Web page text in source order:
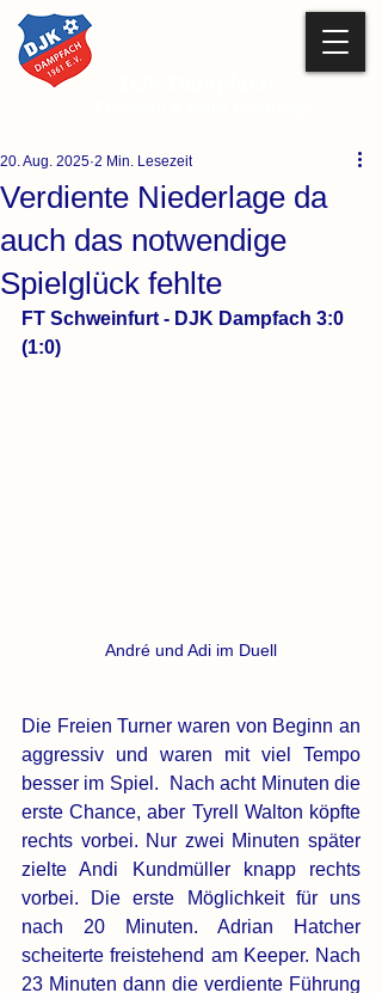
Verdiente Niederlage da
auch das notwendige
Spielglück fehlte
20. Aug. 2025 2 Min. Lesezeit
FT Schweinfurt - DJK Dampfach 3:0
(1:0)
André und Adi im Duell
Die Freien Turner waren von Beginn an
aggressiv und waren mit viel Tempo
besser im Spiel.  Nach acht Minuten die
erste Chance, aber Tyrell Walton köpfte
rechts vorbei. Nur zwei Minuten später
zielte Andi Kundmüller knapp rechts
vorbei. Die erste Möglichkeit für uns
nach 20 Minuten. Adrian Hatcher
scheiterte freistehend am Keeper. Nach
23 Minuten dann die verdiente Führung